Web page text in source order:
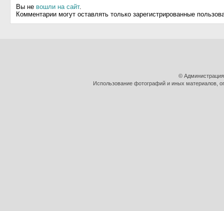
Вы не вошли на сайт.
Комментарии могут оставлять только зарегистрированные
©
Использование фотографий и иных материалов,